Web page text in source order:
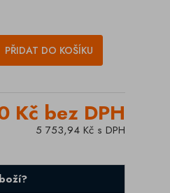
PŘIDAT DO KOŠÍKU
Kč bez DPH
5 753,94 Kč s DPH